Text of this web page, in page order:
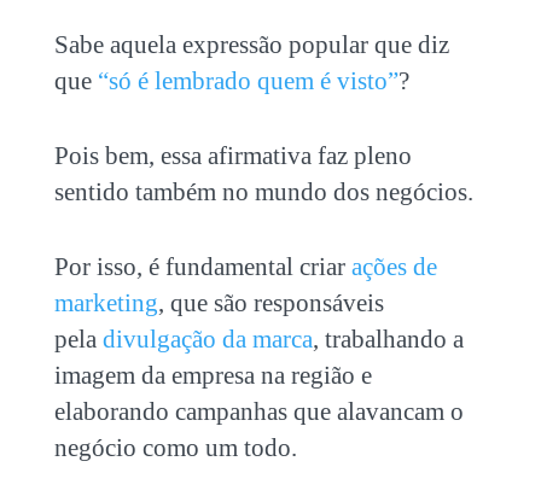
Sabe aquela expressão popular que diz
que “só é lembrado quem é visto”?
Pois bem, essa afirmativa faz pleno
sentido também no mundo dos negócios.
Por isso, é fundamental criar ações de
marketing, que são responsáveis
pela divulgação da marca, trabalhando a
imagem da empresa na região e
elaborando campanhas que alavancam o
negócio como um todo.